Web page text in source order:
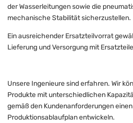
der Wasserleitungen sowie die
mechanische Stabilität sicherzustellen.
Ein ausreichender Ersatzteilvorrat
Lieferung und Versorgung mit
Unsere Ingenieure sind erfahren. Wir
Produkte mit unterschiedlichen
gemäß den Kundenanforderungen
Produktionsablaufplan entwickeln.